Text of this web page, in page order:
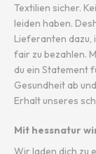
Textilien sicher.
leiden haben.
Lieferanten dazu,
fair zu bezahlen.
du ein Statement
Gesundheit ab
Erhalt unseres
Mit hessnatur
Wir laden dich zu